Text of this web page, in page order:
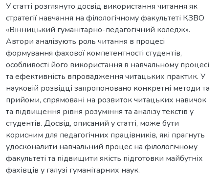
У статті розглянуто досвід використання читання як
стратегії навчання на філологічному факультеті КЗВО
«Вінницький гуманітарно-педагогічний коледж».
Автори аналізують роль читання в процесі
формування фахової компетентності студентів,
особливості його використання в навчальному процесі
та ефективність впровадження читацьких практик. У
науковій розвідці запропоновано конкретні методи та
прийоми, спрямовані на розвиток читацьких навичок
та підвищення рівня розуміння та аналізу текстів у
студентів. Досвід, описаний у статті, може бути
корисним для педагогічних працівників, які прагнуть
удосконалити навчальний процес на філологічному
факультеті та підвищити якість підготовки майбутніх
фахівців у галузі гуманітарних наук.